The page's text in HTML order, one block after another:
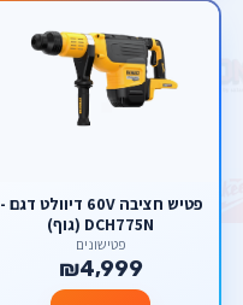
פטיש חציבה 60V דיוולט דגם -
DCH775N (גוף)
פטישונים
₪4,999